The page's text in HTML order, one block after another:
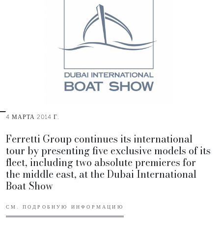
4 МАРТА 2014 Г.
Ferretti Group continues its international
tour by presenting five exclusive models of its
fleet, including two absolute premieres for
the middle east, at the Dubai International
Boat Show
СМ. ПОДРОБНУЮ ИНФОРМАЦИЮ